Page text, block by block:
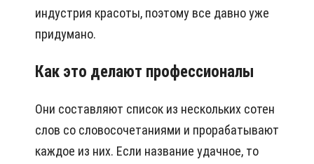
индустрия красоты, поэтому все давно уже
придумано.
Как это делают профессионалы
Они составляют список из нескольких сотен
слов со словосочетаниями и прорабатывают
каждое из них. Если название удачное, то